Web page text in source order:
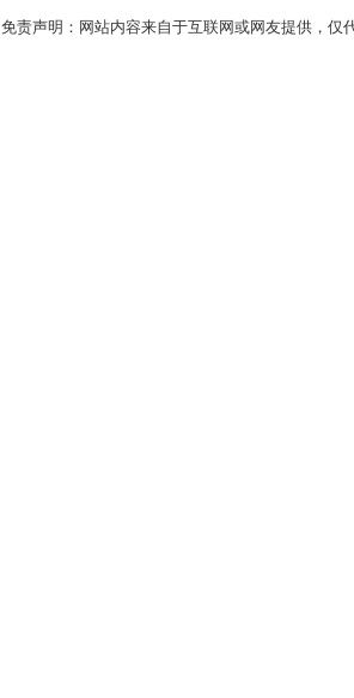
免责声明：网站内容来自于互联网或网友提供，